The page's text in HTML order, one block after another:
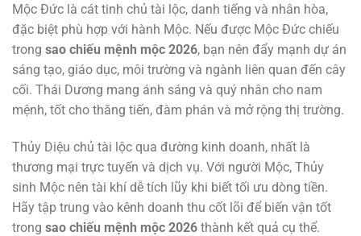
Mộc Đức là cát tinh chủ tài lộc, danh tiếng và nhân hòa,
đặc biệt phù hợp với hành Mộc. Nếu được Mộc Đức chiếu
trong sao chiếu mệnh mộc 2026, bạn nên đẩy mạnh dự án
sáng tạo, giáo dục, môi trường và ngành liên quan đến cây
cối. Thái Dương mang ánh sáng và quý nhân cho nam
mệnh, tốt cho thăng tiến, đàm phán và mở rộng thị trường.
Thủy Diệu chủ tài lộc qua đường kinh doanh, nhất là
thương mại trực tuyến và dịch vụ. Với người Mộc, Thủy
sinh Mộc nên tài khí dễ tích lũy khi biết tối ưu dòng tiền.
Hãy tập trung vào kênh doanh thu cốt lõi để biến vận tốt
trong sao chiếu mệnh mộc 2026 thành kết quả cụ thể.